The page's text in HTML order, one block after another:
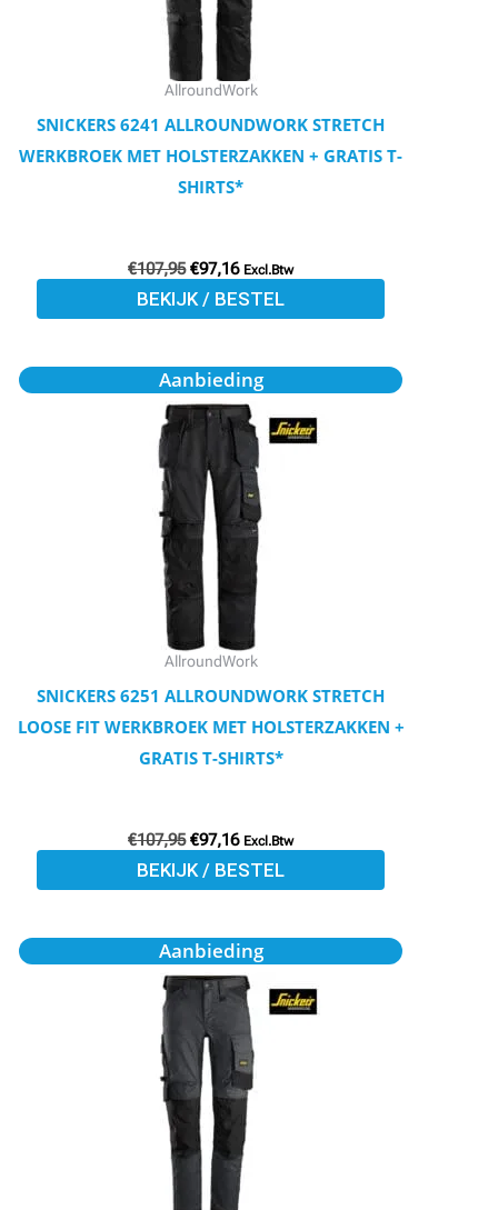
AllroundWork
SNICKERS 6241 ALLROUNDWORK STRETCH
WERKBROEK MET HOLSTERZAKKEN + GRATIS T-
SHIRTS*
€107,95 €97,16 Excl.Btw
BEKIJK / BESTEL
kan
gekozen
worden
op
de
productpagina
Aanbieding
AllroundWork
SNICKERS 6251 ALLROUNDWORK STRETCH
LOOSE FIT WERKBROEK MET HOLSTERZAKKEN +
GRATIS T-SHIRTS*
€107,95
Oorspronkelijke
prijs
was:
€107,95.
€97,16
Huidige
prijs
is:
€97,16.
Excl.Btw
BEKIJK / BESTEL
Dit
product
heeft
meerdere
variaties.
Deze
gekozen
worden
op
de
productpagina
Aanbieding
Oorspronkelijke
prijs
was:
€101,95.
Huidige
prijs
is:
€91,75.
Dit
product
heeft
meerdere
variaties.
Deze
optie
kan
gekozen